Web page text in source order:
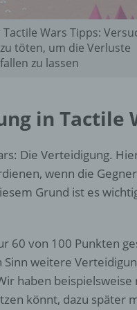
Wars Tipps:
töten, um die Verluste
zu lassen
in Tactile
Die Verteidigung.
wenn die
Grund ist es
60 von 100 Punkten
weitere
haben
könnt, dazu später
die Markierung
Ziel, ihre künftige
besteht, dass diese
werden, um bestimmte
natürliche Person
bezüglich
Vorlieben,
oder vorherzusagen.